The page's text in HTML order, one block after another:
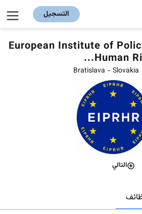
التسجيل
European Institute of
Human Ri...
Bratislava - Slovakia
التالي